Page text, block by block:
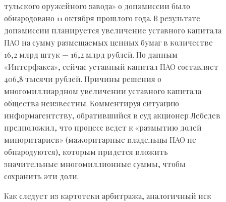
тульского оружейного завода» о допэмиссии было
обнародовано 11 октября прошлого года. В результате
допэмиссии планируется увеличение уставного капитала
ПАО на сумму размещаемых ценных бумаг в количестве
16,2 млрд штук — 16,2 млрд рублей. По данным
«Интерфакса», сейчас уставный капитал ПАО составляет
406,8 тысячи рублей. Причины решения о
многомиллиардном увеличении уставного капитала
общества неизвестны. Комментируя ситуацию
информагентству, обратившийся в суд акционер Лебедев
предположил, что процесс ведет к «размытию долей
миноритариев» (мажоритарные владельцы ПАО не
обнародуются), которым придется вложить
значительные многомиллионные суммы, чтобы
сохранить эти доли.
Как следует из картотеки арбитража, аналогичный иск